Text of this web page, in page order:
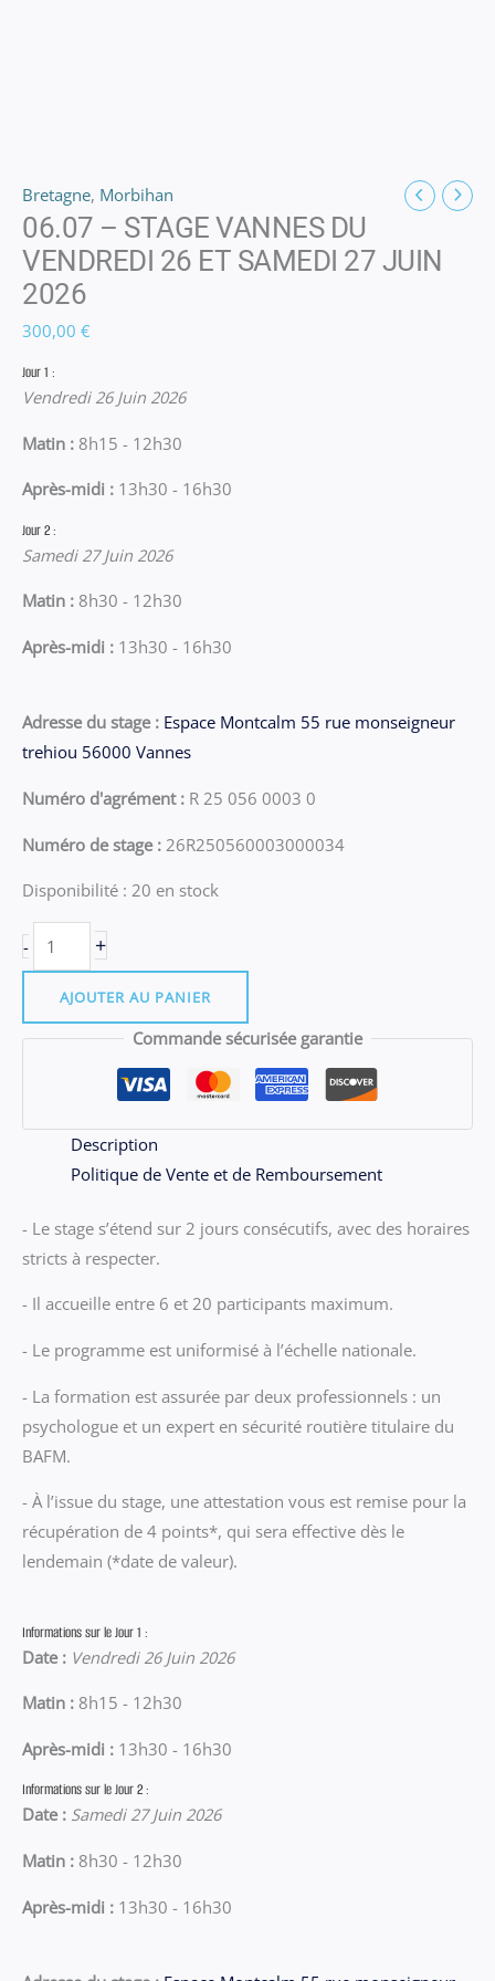
Bretagne, Morbihan
06.07 – STAGE VANNES DU
VENDREDI 26 ET SAMEDI 27 JUIN
2026
300,00 €
Jour 1 :
Vendredi 26 Juin 2026
Matin : 8h15 - 12h30
Après-midi : 13h30 - 16h30
Jour 2 :
Samedi 27 Juin 2026
Matin : 8h30 - 12h30
Après-midi : 13h30 - 16h30
Adresse du stage : Espace Montcalm 55 rue monseigneur
trehiou 56000 Vannes
Numéro d'agrément : R 25 056 0003 0
Numéro de stage : 26R250560003000034
Disponibilité : 20 en stock
-
de
06.07
-
vendredi
samedi
27
juin
+
AJOUTER AU PANIER
Commande sécurisée garantie
Description
Politique de Vente et de Remboursement
- Le stage s’étend sur 2 jours consécutifs, avec des horaires
stricts à respecter.
- Il accueille entre 6 et 20 participants maximum.
- Le programme est uniformisé à l’échelle nationale.
- La formation est assurée par deux professionnels : un
psychologue et un expert en sécurité routière titulaire du
BAFM.
- À l’issue du stage, une attestation vous est remise pour la
récupération de 4 points*, qui sera effective dès le
lendemain (*date de valeur).
Informations sur le Jour 1 :
Date : Vendredi 26 Juin 2026
Matin : 8h15 - 12h30
Après-midi : 13h30 - 16h30
Informations sur le Jour 2 :
Date : Samedi 27 Juin 2026
Matin : 8h30 - 12h30
Après-midi : 13h30 - 16h30